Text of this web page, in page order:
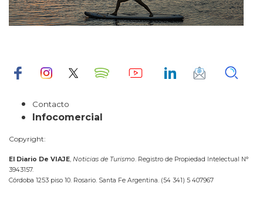
Contacto
Infocomercial
Copyright:
El Diario De VIAJE, Noticias de Turismo. Registro de Propiedad Intelectual N°
3943157.
Córdoba 1253 piso 10. Rosario. Santa Fe Argentina. (54 341) 5 407967